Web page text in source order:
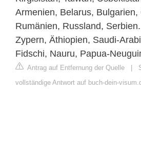
Armenien, Belarus, Bulgarien,
Rumänien, Russland,
Zypern, Äthiopien, Saudi-
Fidschi, Nauru, Papua-
Antrag auf Entfernung der Quelle
vollständige Antwort auf buch-dein-